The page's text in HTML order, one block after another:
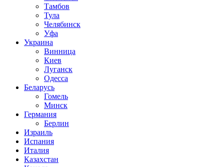
Тамбов
Тула
Челябинск
Уфа
Украина
Винница
Киев
Луганск
Одесса
Беларусь
Гомель
Минск
Германия
Берлин
Израиль
Испания
Италия
Казахстан